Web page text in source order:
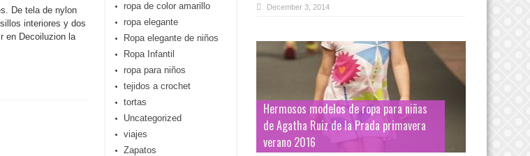
De tela de nylon
interiores y dos
en Decoiluzion la
ropa de color amarillo
ropa elegante
Ropa elegante de niños
Ropa Infantil
ropa para niños
tejidos a crochet
tortas
Uncategorized
viajes
Zapatos
December 3, 2014
Hermosos modelos de ropa para niñas
de Agatha Ruiz de la Prada primavera
verano 2016